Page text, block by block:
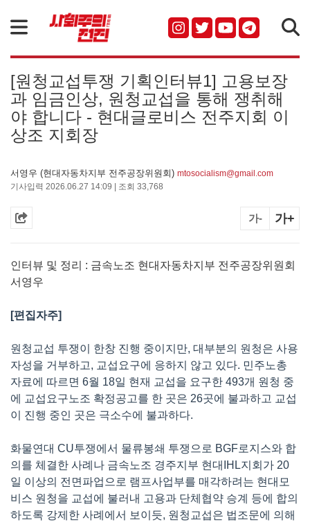
[원청교섭투쟁 기획인터뷰1] 고용보장
과 임금인상, 원청교섭을 통해 쟁취해
야 합니다 - 현대글로비스 전주지회 이
상조 지회장
서영우 (현대자동차지부 전주공장위원회) mtosocialism@gmail.com
기사입력 2026.06.27 14:09 | 조회 33,768
가- 가+
인터뷰 및 정리 : 금속노조 현대자동차지부 전주공장위원회
서영우
[편집자주]
원청교섭 투쟁이 한창 진행 중이지만, 대부분의 원청은 사용
자성을 거부하고, 교섭요구에 응하지 않고 있다. 민주노총
자료에 따르면 6월 18일 현재 교섭을 요구한 493개 원청 중
에 교섭요구노조 확정공고를 한 곳은 26곳에 불과하고 교섭
이 진행 중인 곳은 극소수에 불과하다.
화물연대 CU투쟁에서 물류봉쇄 투쟁으로 BGF로지스와 합
의를 체결한 사례나 금속노조 경주지부 현대IHL지회가 20
일 이상의 전면파업으로 램프사업부를 매각하려는 현대모
비스 원청을 교섭에 불러내 고용과 단체협약 승계 등에 합의
하도록 강제한 사례에서 보이듯, 원청교섭은 법조문에 의해